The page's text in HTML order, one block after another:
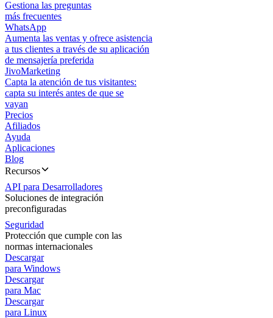
Gestiona las preguntas
más frecuentes
WhatsApp
Aumenta las ventas y ofrece asistencia
a tus clientes a través de su aplicación
de mensajería preferida
JivoMarketing
Capta la atención de tus visitantes:
capta su interés antes de que se
vayan
Precios
Afiliados
Ayuda
Aplicaciones
Blog
Recursos
API para Desarrolladores
Soluciones de integración
preconfiguradas
Seguridad
Protección que cumple con las
normas internacionales
Descargar
para Windows
Descargar
para Mac
Descargar
para Linux